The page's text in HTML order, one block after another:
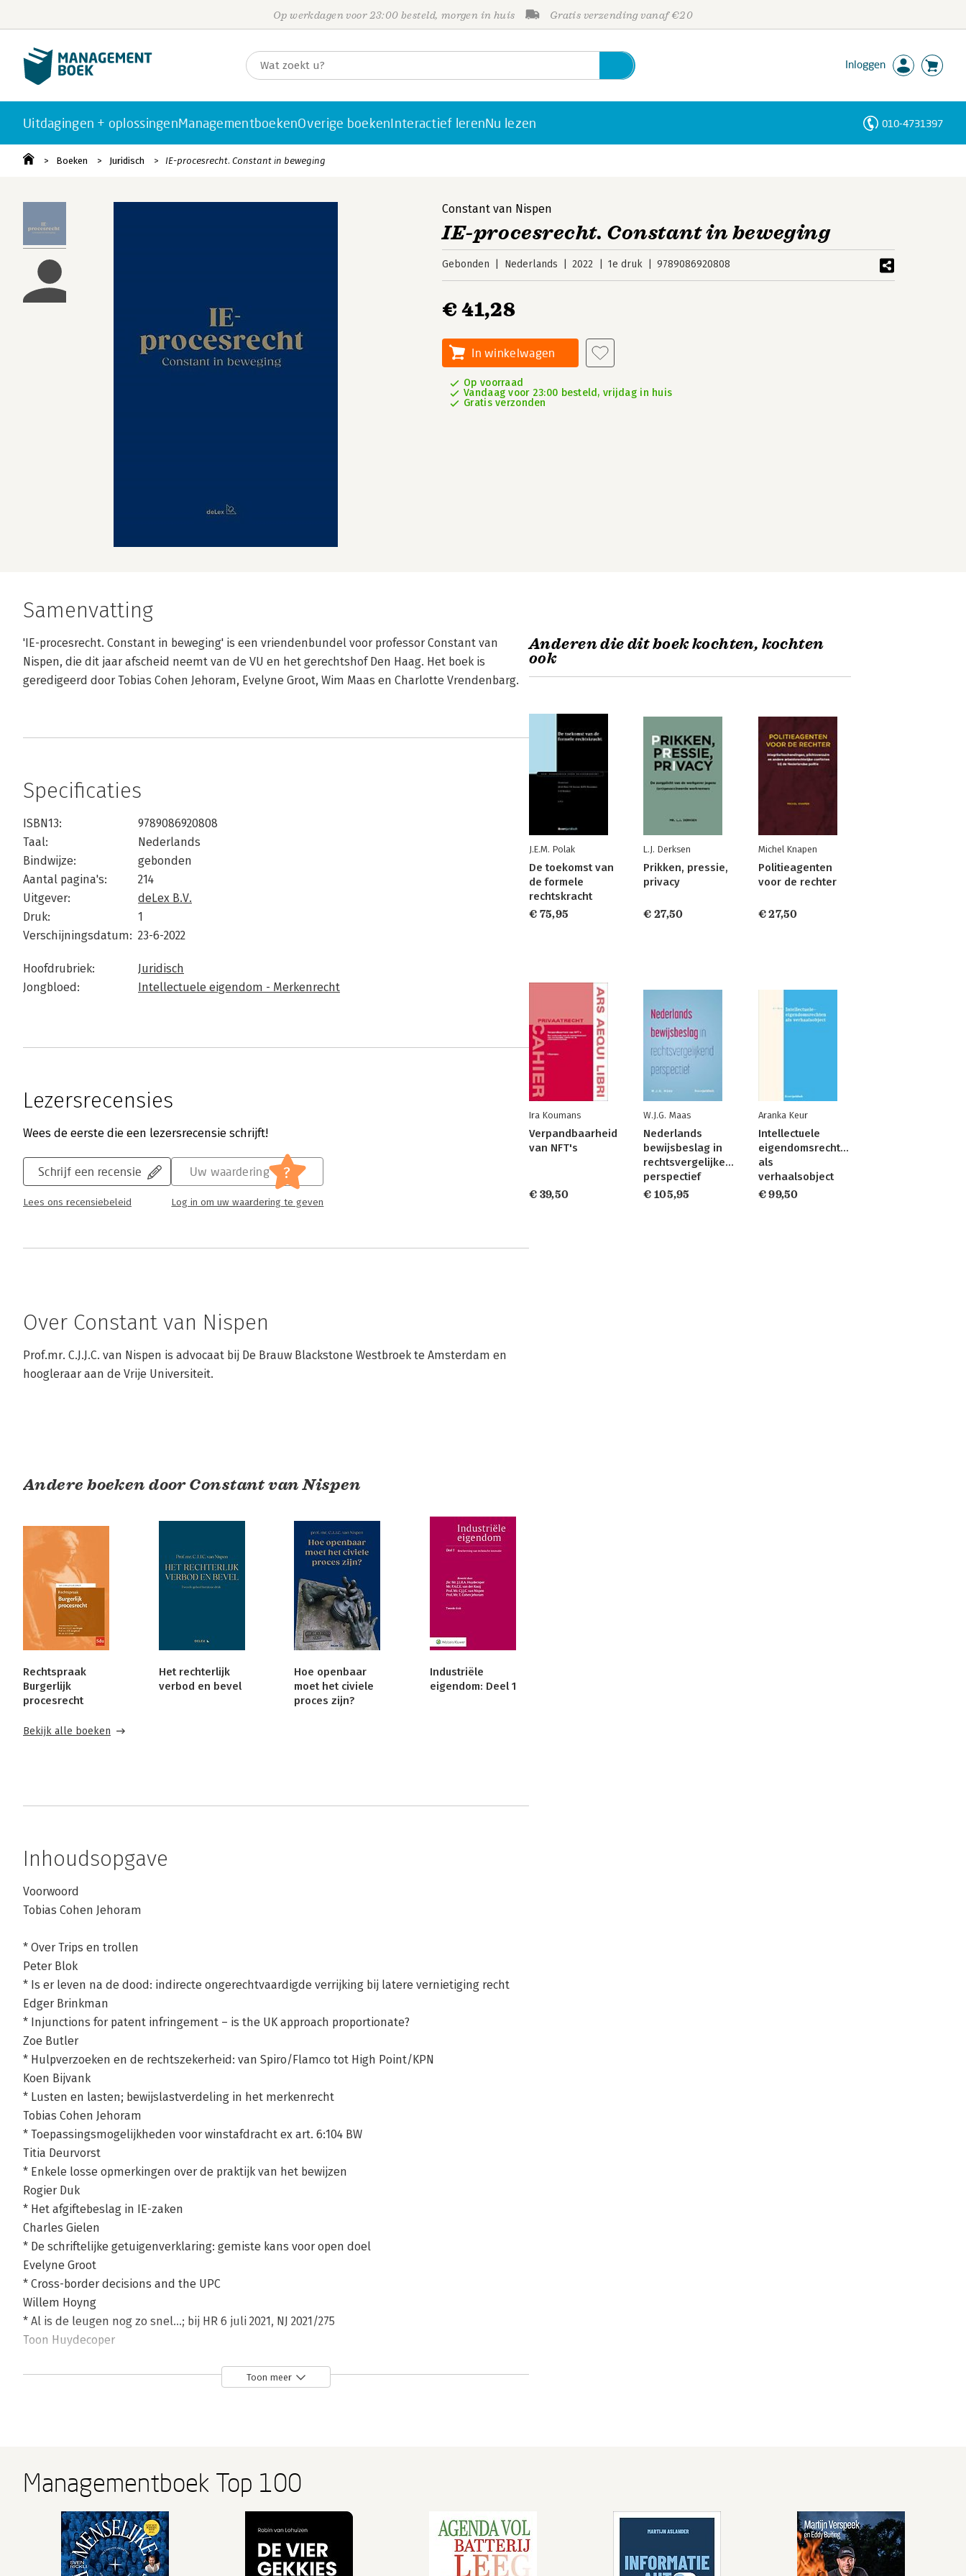
Op werkdagen voor 23:00 besteld, morgen in huis Gratis verzending vanaf €20
Inloggen
Uitdagingen + oplossingenManagementboekenOverige boekenInteractief lerenNu lezen 010-4731397
Boeken Juridisch IE-procesrecht. Constant in beweging
Constant van Nispen
IE-procesrecht. Constant in beweging
Gebonden Nederlands 2022 1e druk 9789086920808
€ 41,28
In winkelwagen
Op voorraad
Vandaag voor 23:00 besteld, vrijdag in huis
Gratis verzonden
Samenvatting
'IE-procesrecht. Constant in beweging' is een vriendenbundel voor professor Constant van
Nispen, die dit jaar afscheid neemt van de VU en het gerechtshof Den Haag. Het boek is
geredigeerd door Tobias Cohen Jehoram, Evelyne Groot, Wim Maas en Charlotte Vrendenbarg.
Specificaties
ISBN13:
9789086920808
Taal:
Nederlands
Bindwijze:
gebonden
Aantal pagina's:
214
Uitgever:
deLex B.V.
Druk:
1
Verschijningsdatum: 23-6-2022
Hoofdrubriek:
Juridisch
Jongbloed:
Intellectuele eigendom - Merkenrecht
Lezersrecensies
Wees de eerste die een lezersrecensie schrijft!
Schrijf een recensie
Lees ons recensiebeleid
Uw waardering ?
Log in om uw waardering te geven
Over Constant van Nispen
Prof.mr. C.J.J.C. van Nispen is advocaat bij De Brauw Blackstone Westbroek te Amsterdam en
hoogleraar aan de Vrije Universiteit.
Andere boeken door Constant van Nispen
Rechtspraak
Burgerlijk
procesrecht
Het rechterlijk
verbod en bevel
Hoe openbaar
moet het civiele
proces zijn?
Industriële
eigendom: Deel 1
Bekijk alle boeken
Inhoudsopgave
Voorwoord
Tobias Cohen Jehoram
* Over Trips en trollen
Peter Blok
* Is er leven na de dood: indirecte ongerechtvaardigde verrijking bij latere vernietiging recht
Edger Brinkman
* Injunctions for patent infringement – is the UK approach proportionate?
Zoe Butler
* Hulpverzoeken en de rechtszekerheid: van Spiro/Flamco tot High Point/KPN
Koen Bijvank
* Lusten en lasten; bewijslastverdeling in het merkenrecht
Tobias Cohen Jehoram
* Toepassingsmogelijkheden voor winstafdracht ex art. 6:104 BW
Titia Deurvorst
* Enkele losse opmerkingen over de praktijk van het bewijzen
Rogier Duk
* Het afgiftebeslag in IE-zaken
Charles Gielen
* De schriftelijke getuigenverklaring: gemiste kans voor open doel
Evelyne Groot
* Cross-border decisions and the UPC
Willem Hoyng
* Al is de leugen nog zo snel...; bij HR 6 juli 2021, NJ 2021/275
Toon Huydecoper
Ton Jongbloed
Wim Maas
* Bewijsbeslag in België
Paul Maeyaert
* Moet de soep van C-688/17 Bayer/Richter wel zo heet gegeten worden als deze lijkt
opgediend?
Robert van Peursem
Toon meer
Anderen die dit boek kochten, kochten
ook
J.E.M. Polak
De toekomst van
de formele
rechtskracht
€ 75,95
L.J. Derksen
Prikken, pressie,
privacy
€ 27,50
Michel Knapen
Politieagenten
voor de rechter
€ 27,50
Ira Koumans
Verpandbaarheid
van NFT's
€ 39,50
W.J.G. Maas
Nederlands
bewijsbeslag in
rechtsvergelijkend
perspectief
€ 105,95
Aranka Keur
Intellectuele
eigendomsrechten
als
verhaalsobject
€ 99,50
Managementboek Top 100
Personen